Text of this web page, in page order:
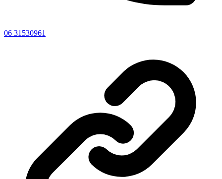
06 31530961